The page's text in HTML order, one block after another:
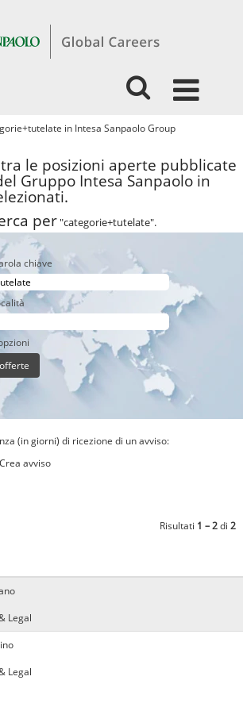
in Intesa Sanpaolo Group(pagina
le posizioni aperte pubblicate
Gruppo Intesa Sanpaolo in
per"categorie+tutelate".
chiave
(in giorni) di ricezione di un avviso:
avviso
Risultati 1 – 2di 2
Legal
Legal